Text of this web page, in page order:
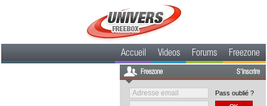
Accueil Videos Forums Freezone
Freezone S'inscrire
Pass oublié ?